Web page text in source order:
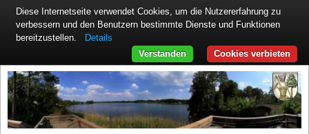
Diese Internetseite verwendet Cookies, um die Nutzererfahrung zu
verbessern und den Benutzern bestimmte Dienste und Funktionen
bereitzustellen.
Details
Cookies verbieten
Verstanden